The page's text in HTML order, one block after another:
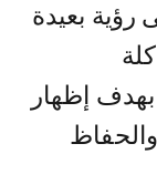
رؤية بعيدة
إظهار